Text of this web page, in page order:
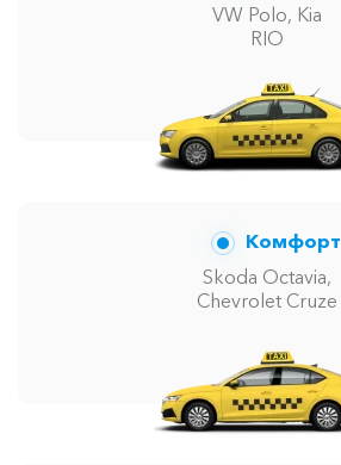
VW Polo, Kia
RIO
Комфорт
Skoda Octavia,
Chevrolet Cruze